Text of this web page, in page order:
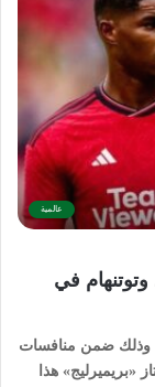
عالمية
في
وذلك ضمن منافسات
«بريميرليج» هذا